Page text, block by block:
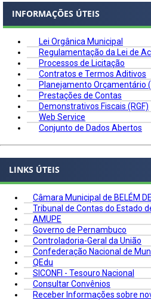
INFORMAÇÕES ÚTEIS
Lei Orgânica Municipal
Regulamentação da Lei de
Processos de Licitação
Contratos e Termos Aditivos
Planejamento Orçamentário
Prestações de Contas
Demonstrativos Fiscais (RGF)
Web Service
Conjunto de Dados Abertos
LINKS ÚTEIS
Câmara Municipal de BELÉM
Tribunal de Contas do Estado
AMUPE
Governo de Pernambuco
Controladoria-Geral da União
Confederação Nacional de
QEdu
SICONFI - Tesouro Nacional
Consultar Convênios
Receber Informações sobre